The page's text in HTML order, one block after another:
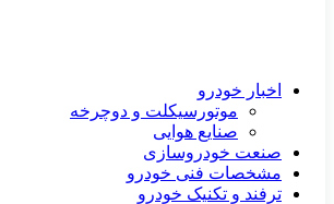
اخبار خودرو
موتورسیکلت و دوچرخه
صنایع هوایی
صنعت خودروسازی
مشخصات فنی خودرو
ترفند و تکنیک خودرو